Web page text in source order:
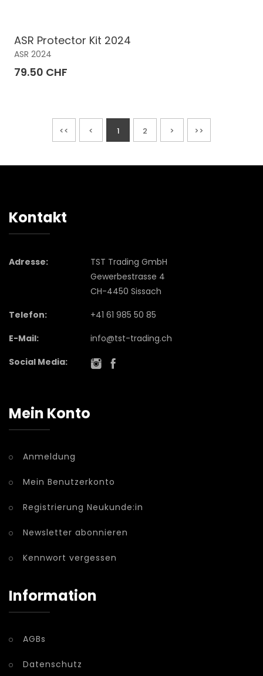
ASR Protector Kit 2024
ASR 2024
79.50 CHF
<< < 1 2 > >>
Kontakt
Adresse:
TST Trading GmbH
Gewerbestrasse 4
CH-4450 Sissach
Telefon:
+41 61 985 50 85
E-Mail:
info@tst-trading.ch
Social Media:
Mein Konto
Anmeldung
Mein Benutzerkonto
Registrierung Neukunde:in
Newsletter abonnieren
Kennwort vergessen
Information
AGBs
Datenschutz